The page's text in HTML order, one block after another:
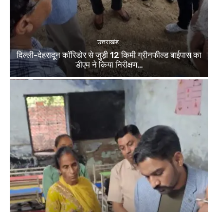
उत्तराखंड
दिल्ली-देहरादून कॉरिडोर से जुड़ी 12 किमी ग्रीनफील्ड बाईपास का
डीएम ने किया निरीक्षण…